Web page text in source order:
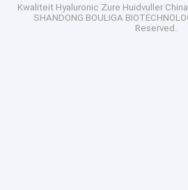
Kwaliteit Hyaluronic Zure Huidvuller
SHANDONG BOULIGA
Reserved.